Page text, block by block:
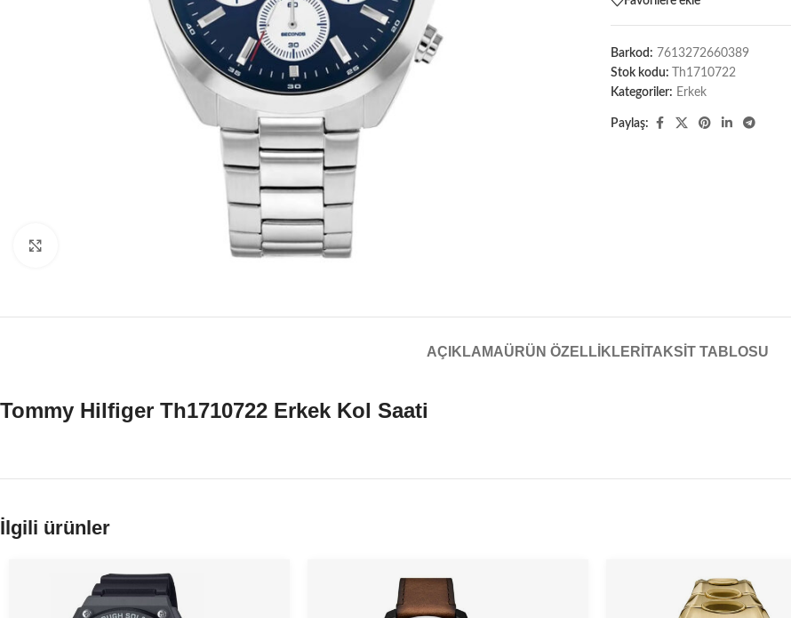
Barkod: 7613272660389
Stok kodu:
Th1710722
Kategoriler: Erkek
Paylaş:
AÇIKLAMAÜRÜN ÖZELLIKLERI TAKSIT TABLOSU
Tommy Hilfiger Th1710722 Erkek Kol Saati
İlgili ürünler